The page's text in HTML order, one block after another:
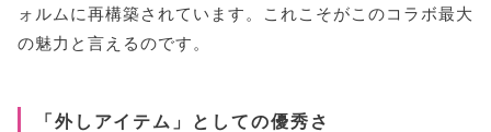
ォルムに再構築されています。これこそがこのコラボ最大
の魅力と言えるのです。
「外しアイテム」としての優秀さ